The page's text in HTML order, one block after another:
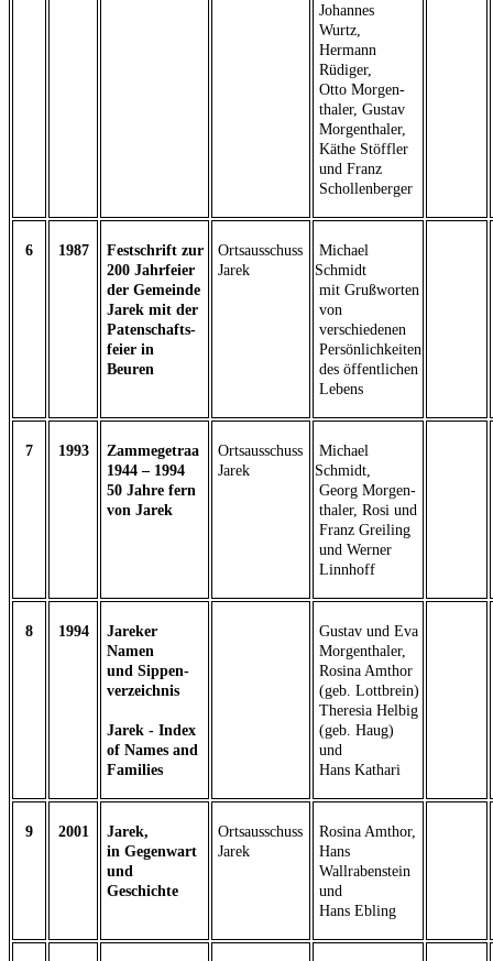
Johannes
Wurtz,
Hermann
Rüdiger,
Otto Morgen-
thaler, Gustav
Morgenthaler,
Käthe Stöffler
und Franz
Schollenberger
6 1987
Festschrift zur
200 Jahrfeier
der Gemeinde
Jarek mit der
Patenschafts-
feier in
Beuren
Ortsausschuss
Jarek
Michael
Schmidt
mit Grußworten
von
verschiedenen
Persönlichkeiten
des öffentlichen
Lebens
7 1993
Zammegetraa
1944 – 1994
50 Jahre fern
von Jarek
Ortsausschuss
Jarek
Michael
Schmidt,
Georg Morgen-
thaler, Rosi und
Franz Greiling
und Werner
Linnhoff
8 1994
Jareker
Namen
und Sippen-
verzeichnis
Jarek - Index
of Names and
Families
Gustav und Eva
Morgenthaler,
Rosina Amthor
(geb. Lottbrein)
Theresia Helbig
(geb. Haug)
und
Hans Kathari
9 2001
Jarek,
in Gegenwart
und
Geschichte
Ortsausschuss
Jarek
Rosina Amthor,
Hans
Wallrabenstein
und
Hans Ebling